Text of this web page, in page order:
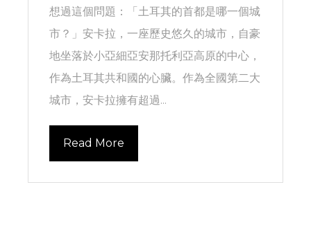
想過這個問題：「土耳其的首都是哪一個城
市？」安卡拉，一座歷史悠久的城市，自豪
地坐落於小亞細亞安那托利亞高原的中心，
作為土耳其共和國的心臟。作為全國第二大
城市，安卡拉擁有超過...
Read More